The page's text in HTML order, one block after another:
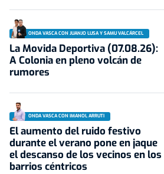
ONDA VASCA CON JUANJO LUSA Y SAMU VALCÁRCEL
La Movida Deportiva (07.08.26):
A Colonia en pleno volcán de
rumores
ONDA VASCA CON IMANOL ARRUTI
El aumento del ruido festivo
durante el verano pone en jaque
el descanso de los vecinos en los
barrios céntricos